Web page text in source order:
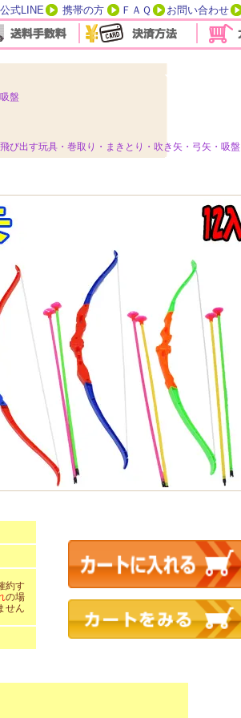
公式LINE 携帯の方 ＦＡＱ お問い合わせ
盤
び出す玩具・巻取り・まきとり・吹き矢・弓矢・吸盤
約す
の場
せん